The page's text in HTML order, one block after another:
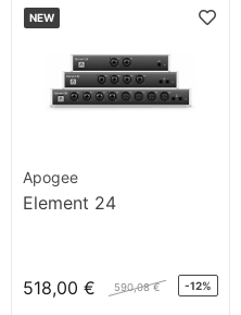
NEW
Apogee
Element 24
518,00 € 590,08 € -12%